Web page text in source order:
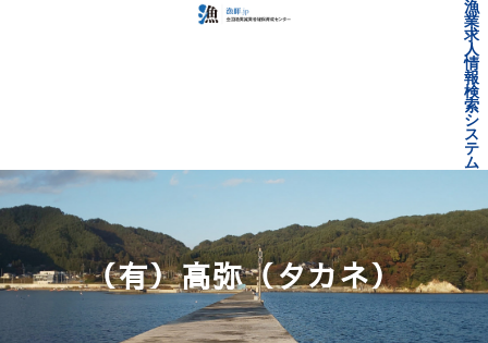
漁
業
求
人
情
報
検
索
シ
ス
テ
ム
（有）高弥（タカネ）